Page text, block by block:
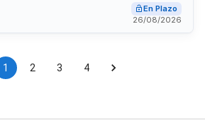
de comunicaciones
de seguridad física y electrónica
equipamiento como servicios de
integral.
En Plazo
26/08/2026
1 2 3 4